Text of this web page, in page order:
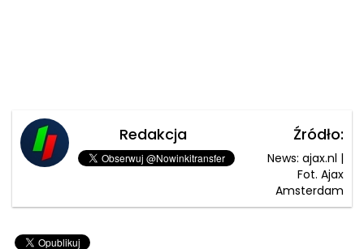
Redakcja Źródło:
News: ajax.nl |
Fot. Ajax
Amsterdam